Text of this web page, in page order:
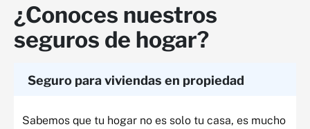
¿Conoces nuestros
seguros de hogar?
Seguro para viviendas en propiedad
Sabemos que tu hogar no es solo tu casa, es mucho